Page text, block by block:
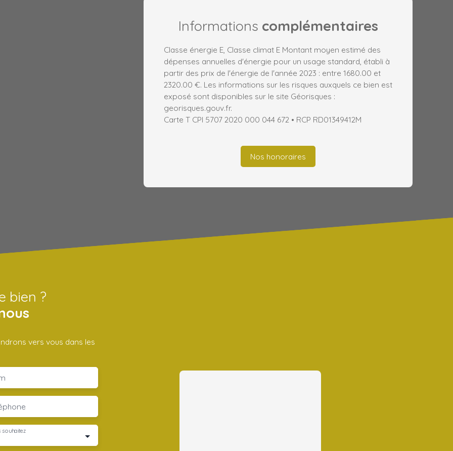
Informations complémentaires
Classe énergie E, Classe climat E Montant moyen estimé des
dépenses annuelles d'énergie pour un usage standard, établi à
partir des prix de l'énergie de l'année 2023 : entre 1680.00 et
2320.00 €. Les informations sur les risques auxquels ce bien est
exposé sont disponibles sur le site Géorisques :
georisques.gouv.fr.
Carte T CPI 5707 2020 000 044 672 • RCP RD01349412M
Nos honoraires
bien ?
vers vous dans les
souhaitez